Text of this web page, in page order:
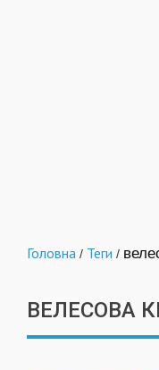
Головна / Теги /
ВЕЛЕСОВА